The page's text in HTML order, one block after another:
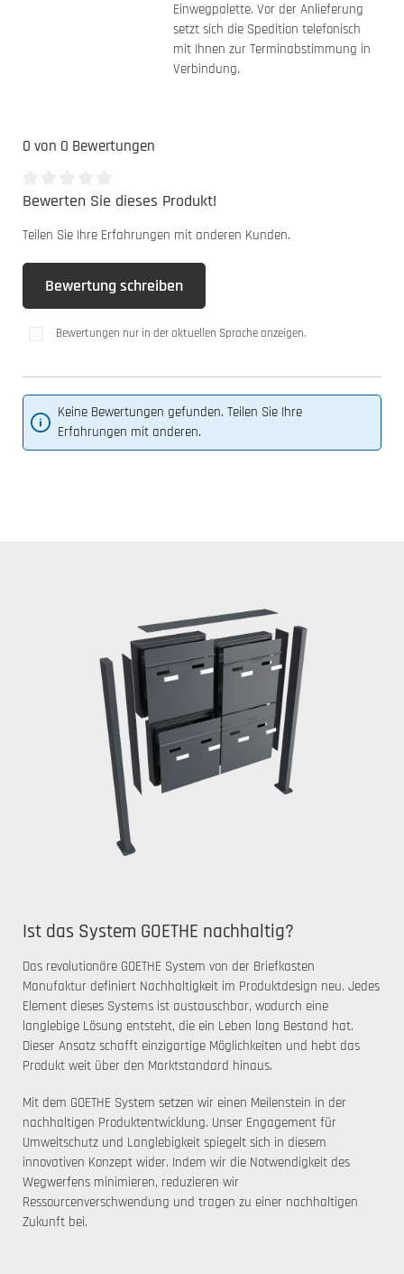
Einwegpalette. Vor der Anlieferung
setzt sich die Spedition telefonisch
mit Ihnen zur Terminabstimmung in
Verbindung.
0 von 0 Bewertungen
Durchschnittliche Bewertung von 0 von 5 Sternen
Bewerten Sie dieses Produkt!
Teilen Sie Ihre Erfahrungen mit anderen Kunden.
Bewertung schreiben
Bewertungen nur in der aktuellen Sprache anzeigen.
Keine Bewertungen gefunden. Teilen Sie Ihre
Erfahrungen mit anderen.
Ist das System GOETHE nachhaltig?
Das revolutionäre GOETHE System von der Briefkasten
Manufaktur definiert Nachhaltigkeit im Produktdesign neu. Jedes
Element dieses Systems ist austauschbar, wodurch eine
langlebige Lösung entsteht, die ein Leben lang Bestand hat.
Dieser Ansatz schafft einzigartige Möglichkeiten und hebt das
Produkt weit über den Marktstandard hinaus.
Mit dem GOETHE System setzen wir einen Meilenstein in der
nachhaltigen Produktentwicklung. Unser Engagement für
Umweltschutz und Langlebigkeit spiegelt sich in diesem
innovativen Konzept wider. Indem wir die Notwendigkeit des
Wegwerfens minimieren, reduzieren wir
Ressourcenverschwendung und tragen zu einer nachhaltigen
Zukunft bei.